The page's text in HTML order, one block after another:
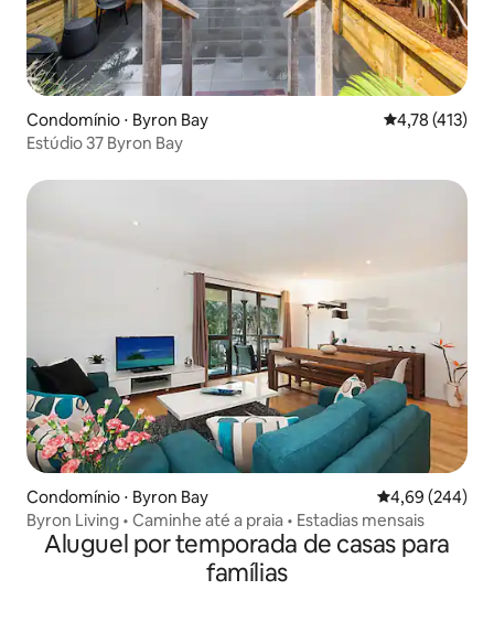
Condomínio ⋅ Byron Bay 4,78 de uma
4,78 (413)
Estúdio 37 Byron Bay
Condomínio ⋅ Byron Bay 4,69 de uma
4,69 (244)
Byron Living • Caminhe até a praia • Estadias mensais
Aluguel por temporada de casas para
famílias